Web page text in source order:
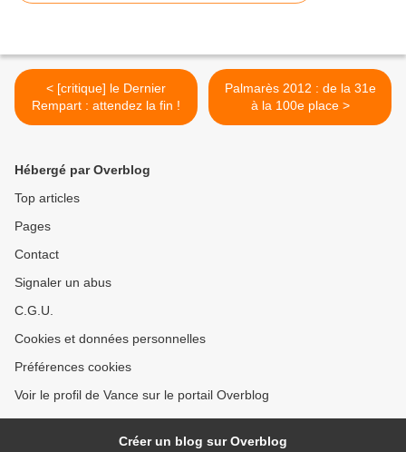
< [critique] le Dernier
Rempart : attendez la fin !
Palmarès 2012 : de la 31e
à la 100e place >
Hébergé par Overblog
Top articles
Pages
Contact
Signaler un abus
C.G.U.
Cookies et données personnelles
Préférences cookies
Voir le profil de Vance sur le portail Overblog
Créer un blog sur Overblog